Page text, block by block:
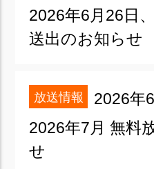
2026年6月26日
送出のお知らせ
放送情報
2026年
2026年7月 無料
せ